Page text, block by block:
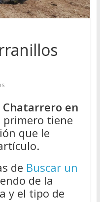
Chatarrero en
primero tiene
que le
de Buscar un
de la
y el tipo de